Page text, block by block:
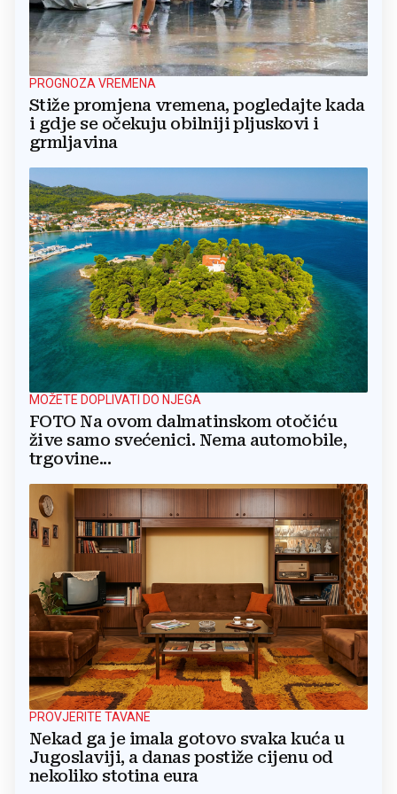
PROGNOZA VREMENA
Stiže promjena vremena, pogledajte kada
i gdje se očekuju obilniji pljuskovi i
grmljavina
MOŽETE DOPLIVATI DO NJEGA
FOTO Na ovom dalmatinskom otočiću
žive samo svećenici. Nema automobile,
trgovine...
PROVJERITE TAVANE
Nekad ga je imala gotovo svaka kuća u
Jugoslaviji, a danas postiže cijenu od
nekoliko stotina eura